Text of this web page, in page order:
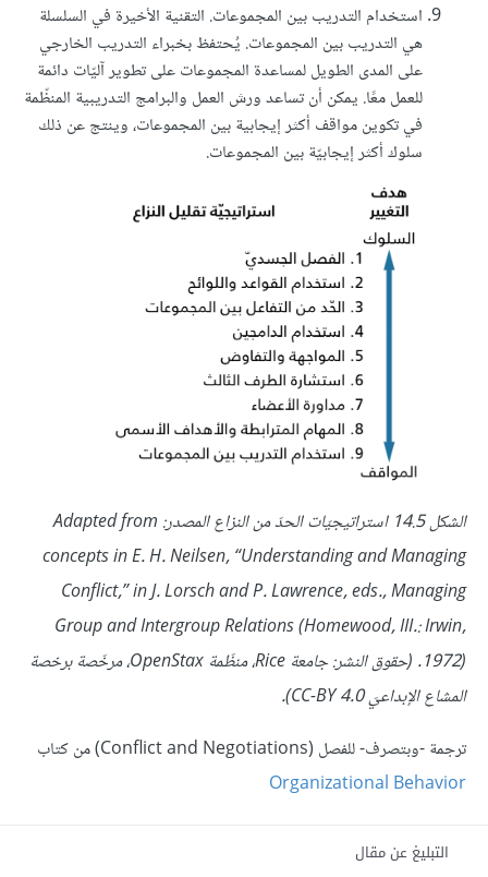
استخدام التدريب بين المجموعات. التقنية الأخيرة في السلسلة
هي التدريب بين المجموعات. يُحتفظ بخبراء التدريب الخارجي
على المدى الطويل لمساعدة المجموعات على تطوير آليّات دائمة
للعمل معًا. يمكن أن تساعد ورش العمل والبرامج التدريبية المنظّمة
في تكوين مواقف أكثر إيجابية بين المجموعات، وينتج عن ذلك
سلوك أكثر إيجابيّة بين المجموعات.
الشكل 14.5 استراتيجيّات الحدّ من النزاع المصدر: Adapted from
concepts in E. H. Neilsen, “Understanding and Managing
Conflict,” in J. Lorsch and P. Lawrence, eds., Managing
Group and Intergroup Relations (Homewood, III.: Irwin,
1972). (حقوق النشر: جامعة Rice، منظّمة OpenStax، مرخّصة برخصة
المشاع الإبداعيّ CC-BY 4.0).
ترجمة -وبتصرف- للفصل (Conflict and Negotiations) من كتاب
Organizational Behavior
التبليغ عن مقال